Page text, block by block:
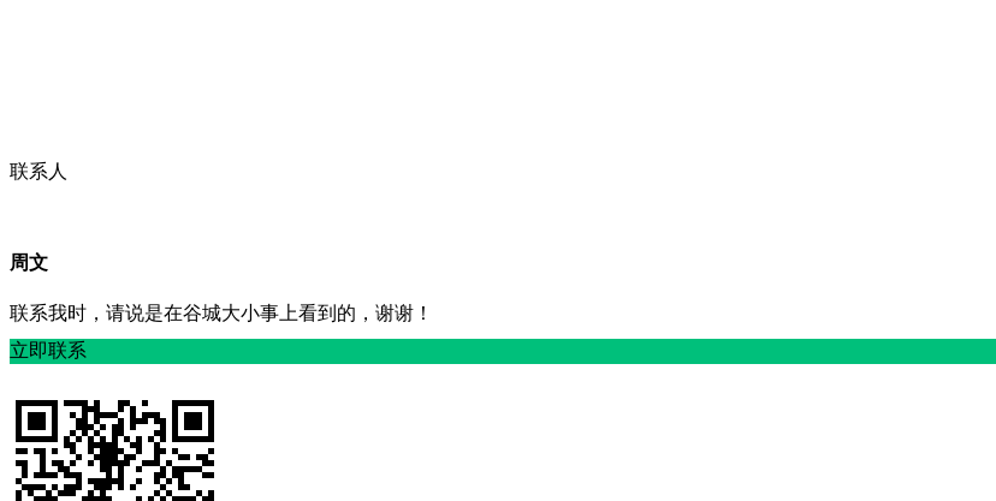
联系人
周文
联系我时，请说是在谷城大小事上看到的，谢谢！
立即联系